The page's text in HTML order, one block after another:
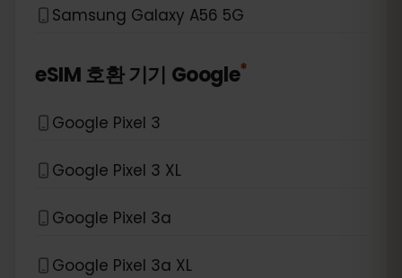
Samsung Galaxy A56 5G
eSIM 호환 기기 Google*
Google Pixel 3
Google Pixel 3 XL
Google Pixel 3a
Google Pixel 3a XL